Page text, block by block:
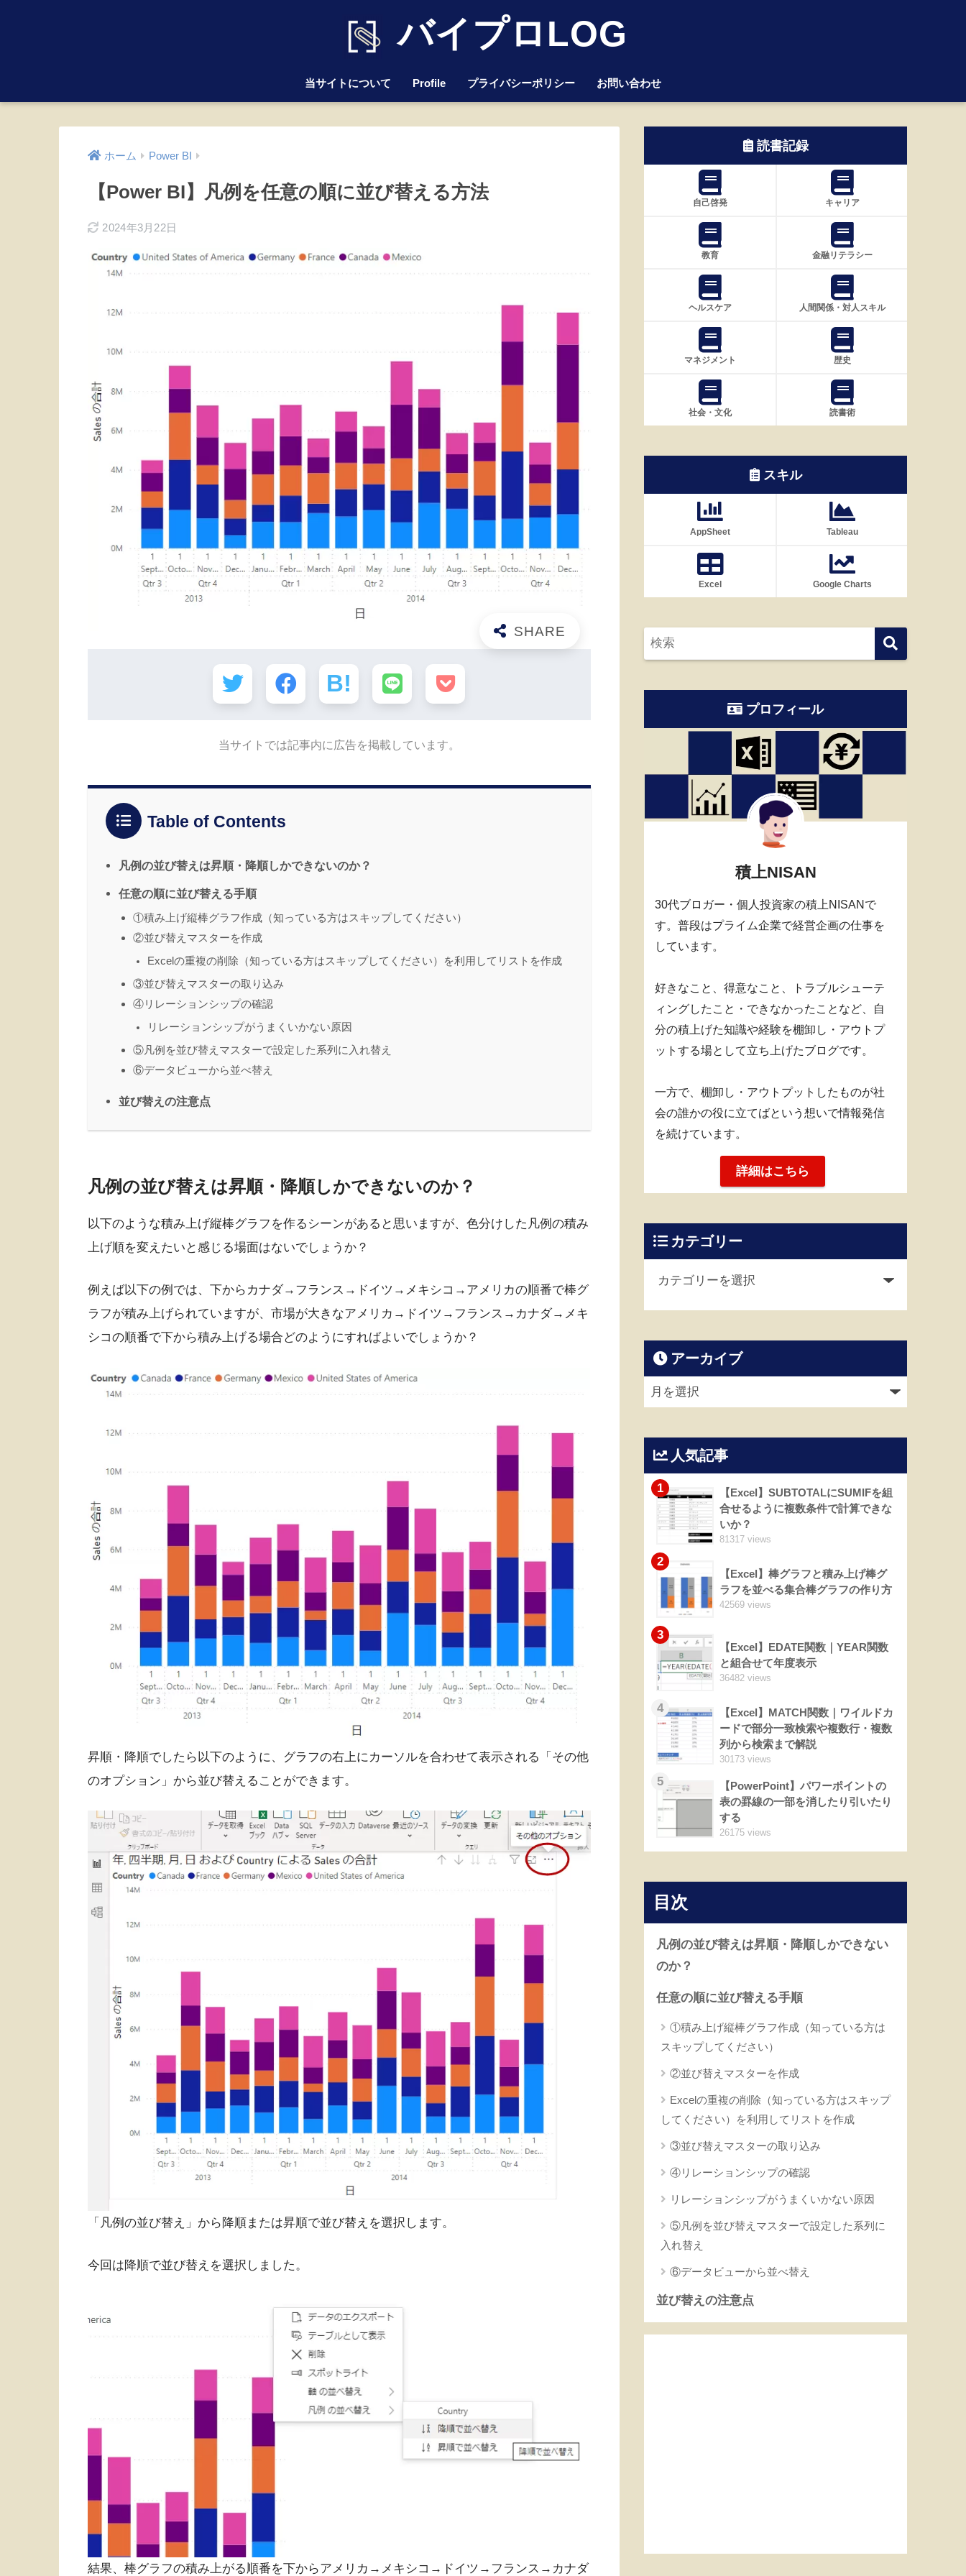
バイプロLOG
当サイトについて Profile プライバシーポリシー お問い合わせ
ホーム Power BI
【Power BI】凡例を任意の順に並び替える方法
2024年3月22日
当サイトでは記事内に広告を掲載しています。
Table of Contents
凡例の並び替えは昇順・降順しかできないのか？
任意の順に並び替える手順
①積み上げ縦棒グラフ作成（知っている方はスキップしてください）
②並び替えマスターを作成
Excelの重複の削除（知っている方はスキップしてください）を利用してリストを作成
③並び替えマスターの取り込み
④リレーションシップの確認
リレーションシップがうまくいかない原因
⑤凡例を並び替えマスターで設定した系列に入れ替え
⑥データビューから並べ替え
並び替えの注意点
凡例の並び替えは昇順・降順しかできないのか？
以下のような積み上げ縦棒グラフを作るシーンがあると思いますが、色分けした凡例の積み
上げ順を変えたいと感じる場面はないでしょうか？
例えば以下の例では、下からカナダ→フランス→ドイツ→メキシコ→アメリカの順番で棒グ
ラフが積み上げられていますが、市場が大きなアメリカ→ドイツ→フランス→カナダ→メキ
シコの順番で下から積み上げる場合どのようにすればよいでしょうか？
昇順・降順でしたら以下のように、グラフの右上にカーソルを合わせて表示される「その他
のオプション」から並び替えることができます。
「凡例の並び替え」から降順または昇順で並び替えを選択します。
今回は降順で並び替えを選択しました。
結果、棒グラフの積み上がる順番を下からアメリカ→メキシコ→ドイツ→フランス→カナダ
読書記録
自己啓発 キャリア
教育 金融リテラシー
ヘルスケア 人間関係・対人スキル
マネジメント 歴史
社会・文化 読書術
スキル
AppSheet Tableau
Excel Google Charts
プロフィール
積上NISAN
30代ブロガー・個人投資家の積上NISANで
す。普段はプライム企業で経営企画の仕事を
しています。
好きなこと、得意なこと、トラブルシューテ
ィングしたこと・できなかったことなど、自
分の積上げた知識や経験を棚卸し・アウトプ
ットする場として立ち上げたブログです。
一方で、棚卸し・アウトプットしたものが社
会の誰かの役に立てばという想いで情報発信
を続けています。
詳細はこちら
カテゴリー
アーカイブ
人気記事
1
【Excel】SUBTOTALにSUMIFを組
合せるように複数条件で計算できな
いか？
81317 views
2
【Excel】棒グラフと積み上げ棒グ
ラフを並べる集合棒グラフの作り方
42569 views
3
【Excel】EDATE関数｜YEAR関数
と組合せて年度表示
36482 views
4
【Excel】MATCH関数｜ワイルドカ
ードで部分一致検索や複数行・複数
列から検索まで解説
30173 views
5
【PowerPoint】パワーポイントの
表の罫線の一部を消したり引いたり
する
26175 views
目次
凡例の並び替えは昇順・降順しかできない
のか？
任意の順に並び替える手順
①積み上げ縦棒グラフ作成（知っている方は
スキップしてください）
②並び替えマスターを作成
Excelの重複の削除（知っている方はスキップ
してください）を利用してリストを作成
③並び替えマスターの取り込み
④リレーションシップの確認
リレーションシップがうまくいかない原因
⑤凡例を並び替えマスターで設定した系列に
入れ替え
⑥データビューから並べ替え
並び替えの注意点